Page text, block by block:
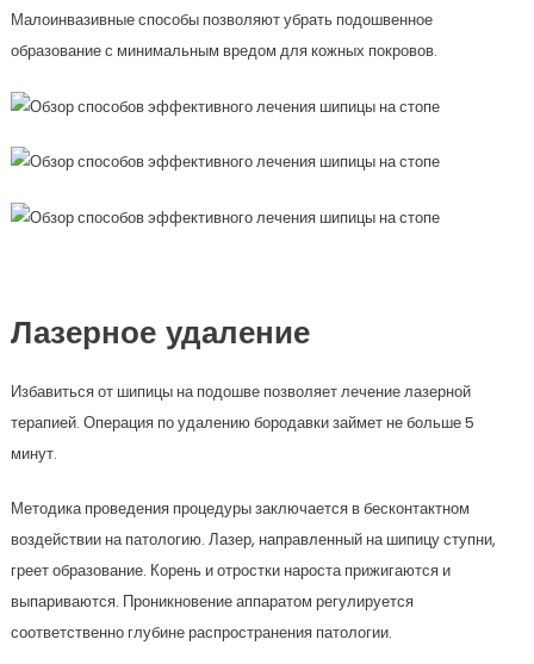
Малоинвазивные способы позволяют убрать подошвенное
образование с минимальным вредом для кожных покровов.
Лазерное удаление
Избавиться от шипицы на подошве позволяет лечение лазерной
терапией. Операция по удалению бородавки займет не больше 5
минут.
Методика проведения процедуры заключается в бесконтактном
воздействии на патологию. Лазер, направленный на шипицу ступни,
греет образование. Корень и отростки нароста прижигаются и
выпариваются. Проникновение аппаратом регулируется
соответственно глубине распространения патологии.